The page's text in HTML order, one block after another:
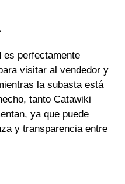
es perfectamente
visitar al vendedor y
la subasta está
tanto Catawiki
ya que puede
y transparencia entre